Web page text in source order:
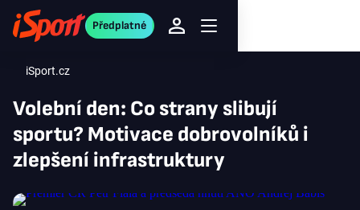
Předplatné
iSport.cz
Volební den: Co strany slibují
sportu? Motivace dobrovolníků i
zlepšení infrastruktury